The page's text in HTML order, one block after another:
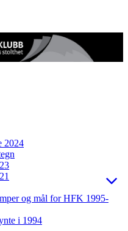
2024
og mål for HFK 1995-
i 1994